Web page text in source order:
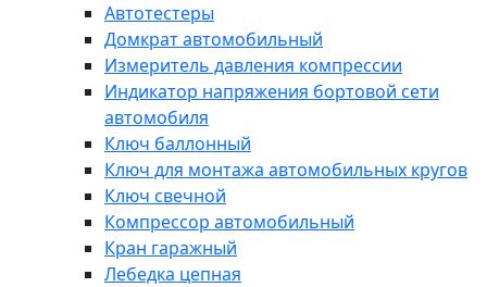
Автотестеры
Домкрат автомобильный
Измеритель давления компрессии
Индикатор напряжения бортовой сети
автомобиля
Ключ баллонный
Ключ для монтажа автомобильных кругов
Ключ свечной
Компрессор автомобильный
Кран гаражный
Лебедка цепная